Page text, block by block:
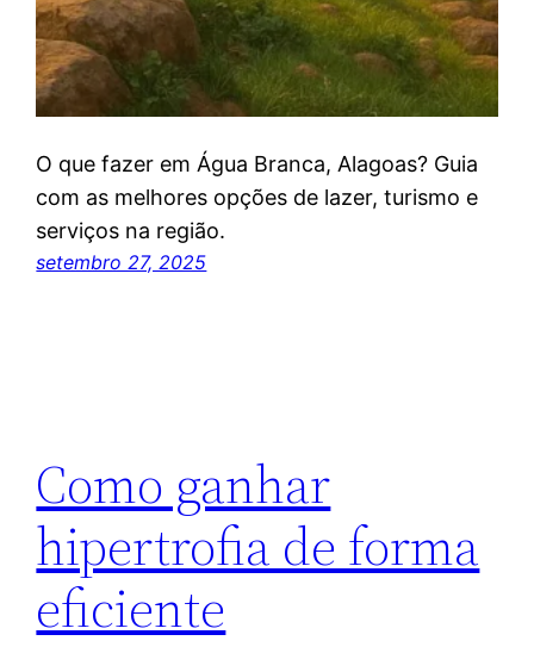
O que fazer em Água Branca, Alagoas? Guia
com as melhores opções de lazer, turismo e
serviços na região.
setembro 27, 2025
Como ganhar
hipertrofia de forma
eficiente